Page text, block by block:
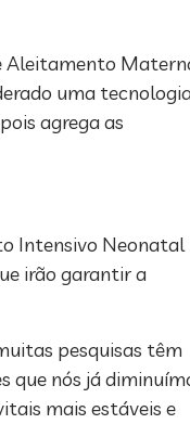
Aleitamento
uma tecnologia
agrega as
Intensivo Neonatal
irão garantir a
pesquisas têm
que nós já
mais estáveis e